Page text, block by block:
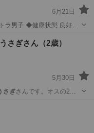
6月21日
状態 良好
(都内でも遠方の方はお
さぎさん（2歳）
5月30日
さぎさんです。オスの2歳